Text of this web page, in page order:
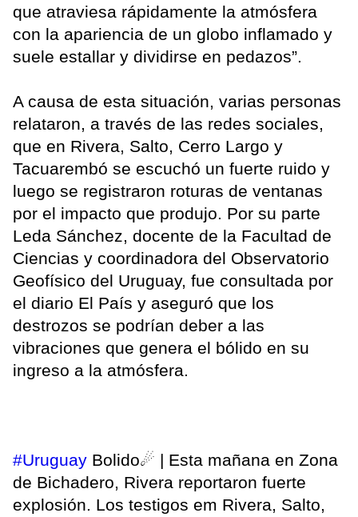
que atraviesa rápidamente la atmósfera
con la apariencia de un globo inflamado y
suele estallar y dividirse en pedazos”.
A causa de esta situación, varias personas
relataron, a través de las redes sociales,
que en Rivera, Salto, Cerro Largo y
Tacuarembó se escuchó un fuerte ruido y
luego se registraron roturas de ventanas
por el impacto que produjo. Por su parte
Leda Sánchez, docente de la Facultad de
Ciencias y coordinadora del Observatorio
Geofísico del Uruguay, fue consultada por
el diario El País y aseguró que los
destrozos se podrían deber a las
vibraciones que genera el bólido en su
ingreso a la atmósfera.
#Uruguay Bolido☄ | Esta mañana en Zona
de Bichadero, Rivera reportaron fuerte
explosión. Los testigos em Rivera, Salto,